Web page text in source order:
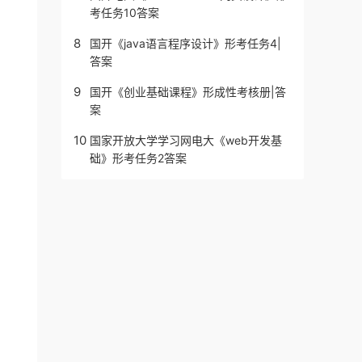
考任务10答案
8
国开《java语言程序设计》形考任务4|
答案
9
国开《创业基础课程》形成性考核册|答
案
10 国家开放大学学习网电大《web开发基
础》形考任务2答案